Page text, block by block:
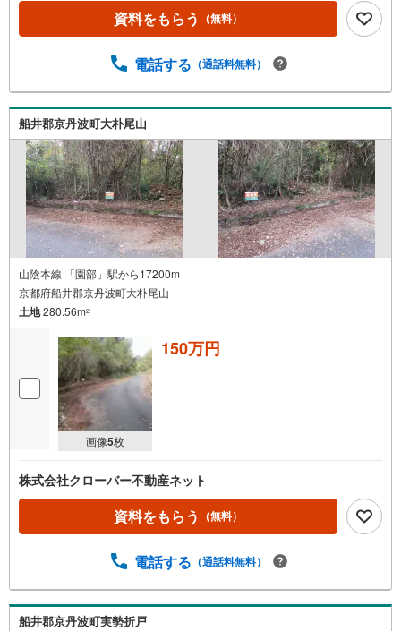
資料をもらう （無料）
電話する （通話料無料）
船井郡京丹波町大朴尾山
山陰本線 「園部」駅から17200m
京都府船井郡京丹波町大朴尾山
土地280.56m2
画像5枚
150万円
株式会社クローバー不動産ネット
資料をもらう （無料）
電話する （通話料無料）
船井郡京丹波町実勢折戸